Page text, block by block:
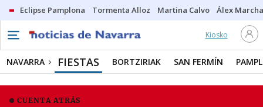
Eclipse Pamplona Tormenta Alloz Martina Calvo Álex
Kiosko
NAVARRA FIESTAS BORTZIRIAK SAN FERMÍN
CUENTA ATRÁS